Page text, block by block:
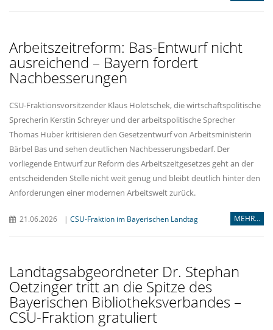
Arbeitszeitreform: Bas-Entwurf nicht
ausreichend – Bayern fordert
Nachbesserungen
CSU-Fraktionsvorsitzender Klaus Holetschek, die wirtschaftspolitische
Sprecherin Kerstin Schreyer und der arbeitspolitische Sprecher
Thomas Huber kritisieren den Gesetzentwurf von Arbeitsministerin
Bärbel Bas und sehen deutlichen Nachbesserungsbedarf. Der
vorliegende Entwurf zur Reform des Arbeitszeitgesetzes geht an der
entscheidenden Stelle nicht weit genug und bleibt deutlich hinter den
Anforderungen einer modernen Arbeitswelt zurück.
21.06.2026 | CSU-Fraktion im Bayerischen Landtag MEHR...
Landtagsabgeordneter Dr. Stephan
Oetzinger tritt an die Spitze des
Bayerischen Bibliotheksverbandes –
CSU-Fraktion gratuliert